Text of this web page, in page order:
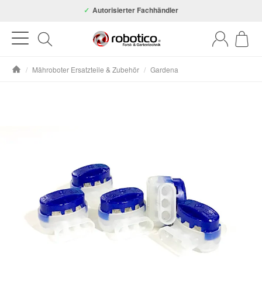
Autorisierter Fachhändler
/ Mähroboter Ersatzteile & Zubehör / Gardena